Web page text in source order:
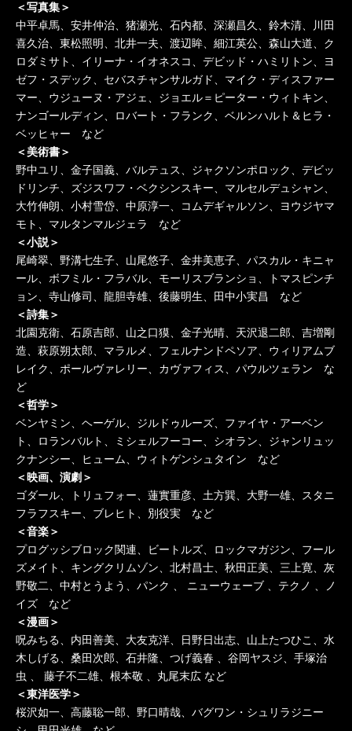
＜写真集＞
中平卓馬、安井仲治、猪瀬光、石内都、深瀬昌久、鈴木清、川田
喜久治、東松照明、北井一夫、渡辺眸、細江英公、森山大道、ク
ロダミサト、イリーナ・イオネスコ、デビッド・ハミリトン、ヨ
ゼフ・スデック、セバスチャンサルガド、マイク・ディスファー
マー、ウジューヌ・アジェ、ジョエル＝ピーター・ウィトキン、
ナンゴールディン、ロバート・フランク、ベルンハルト＆ヒラ・
ベッヒャー など
＜美術書＞
野中ユリ、金子国義、バルテュス、ジャクソンポロック、デビッ
ドリンチ、ズジスワフ・ベクシンスキー、マルセルデュシャン、
大竹伸朗、小村雪岱、中原淳一、コムデギャルソン、ヨウジヤマ
モト、マルタンマルジェラ など
＜小説＞
尾崎翠、野溝七生子、山尾悠子、金井美恵子、パスカル・キニャ
ール、ボフミル・フラバル、モーリスブランショ、トマスピンチ
ョン、寺山修司、龍胆寺雄、後藤明生、田中小実昌 など
＜詩集＞
北園克衛、石原吉郎、山之口獏、金子光晴、天沢退二郎、吉増剛
造、萩原朔太郎、マラルメ、フェルナンドペソア、ウィリアムブ
レイク、ポールヴァレリー、カヴァフィス、パウルツェラン な
ど
＜哲学＞
ベンヤミン、ヘーゲル、ジルドゥルーズ、ファイヤ・アーベン
ト、ロランバルト、ミシェルフーコー、シオラン、ジャンリュッ
クナンシー、ヒューム、ウィトゲンシュタイン など
＜映画、演劇＞
ゴダール、トリュフォー、蓮實重彦、土方巽、大野一雄、スタニ
フラフスキー、ブレヒト、別役実 など
＜音楽＞
プログッシブロック関連、ビートルズ、ロックマガジン、フール
ズメイト、キングクリムゾン、北村昌士、秋田正美、三上寛、灰
野敬二、中村とうよう、パンク 、 ニューウェーブ 、テクノ 、ノ
イズ など
＜漫画＞
呪みちる、内田善美、大友克洋、日野日出志、山上たつひこ、水
木しげる、桑田次郎、石井隆、つげ義春 、谷岡ヤスジ、手塚治
虫 、 藤子不二雄、根本敬 、丸尾末広 など
＜東洋医学＞
桜沢如一、高藤聡一郎、野口晴哉、バグワン・シュリラジニー